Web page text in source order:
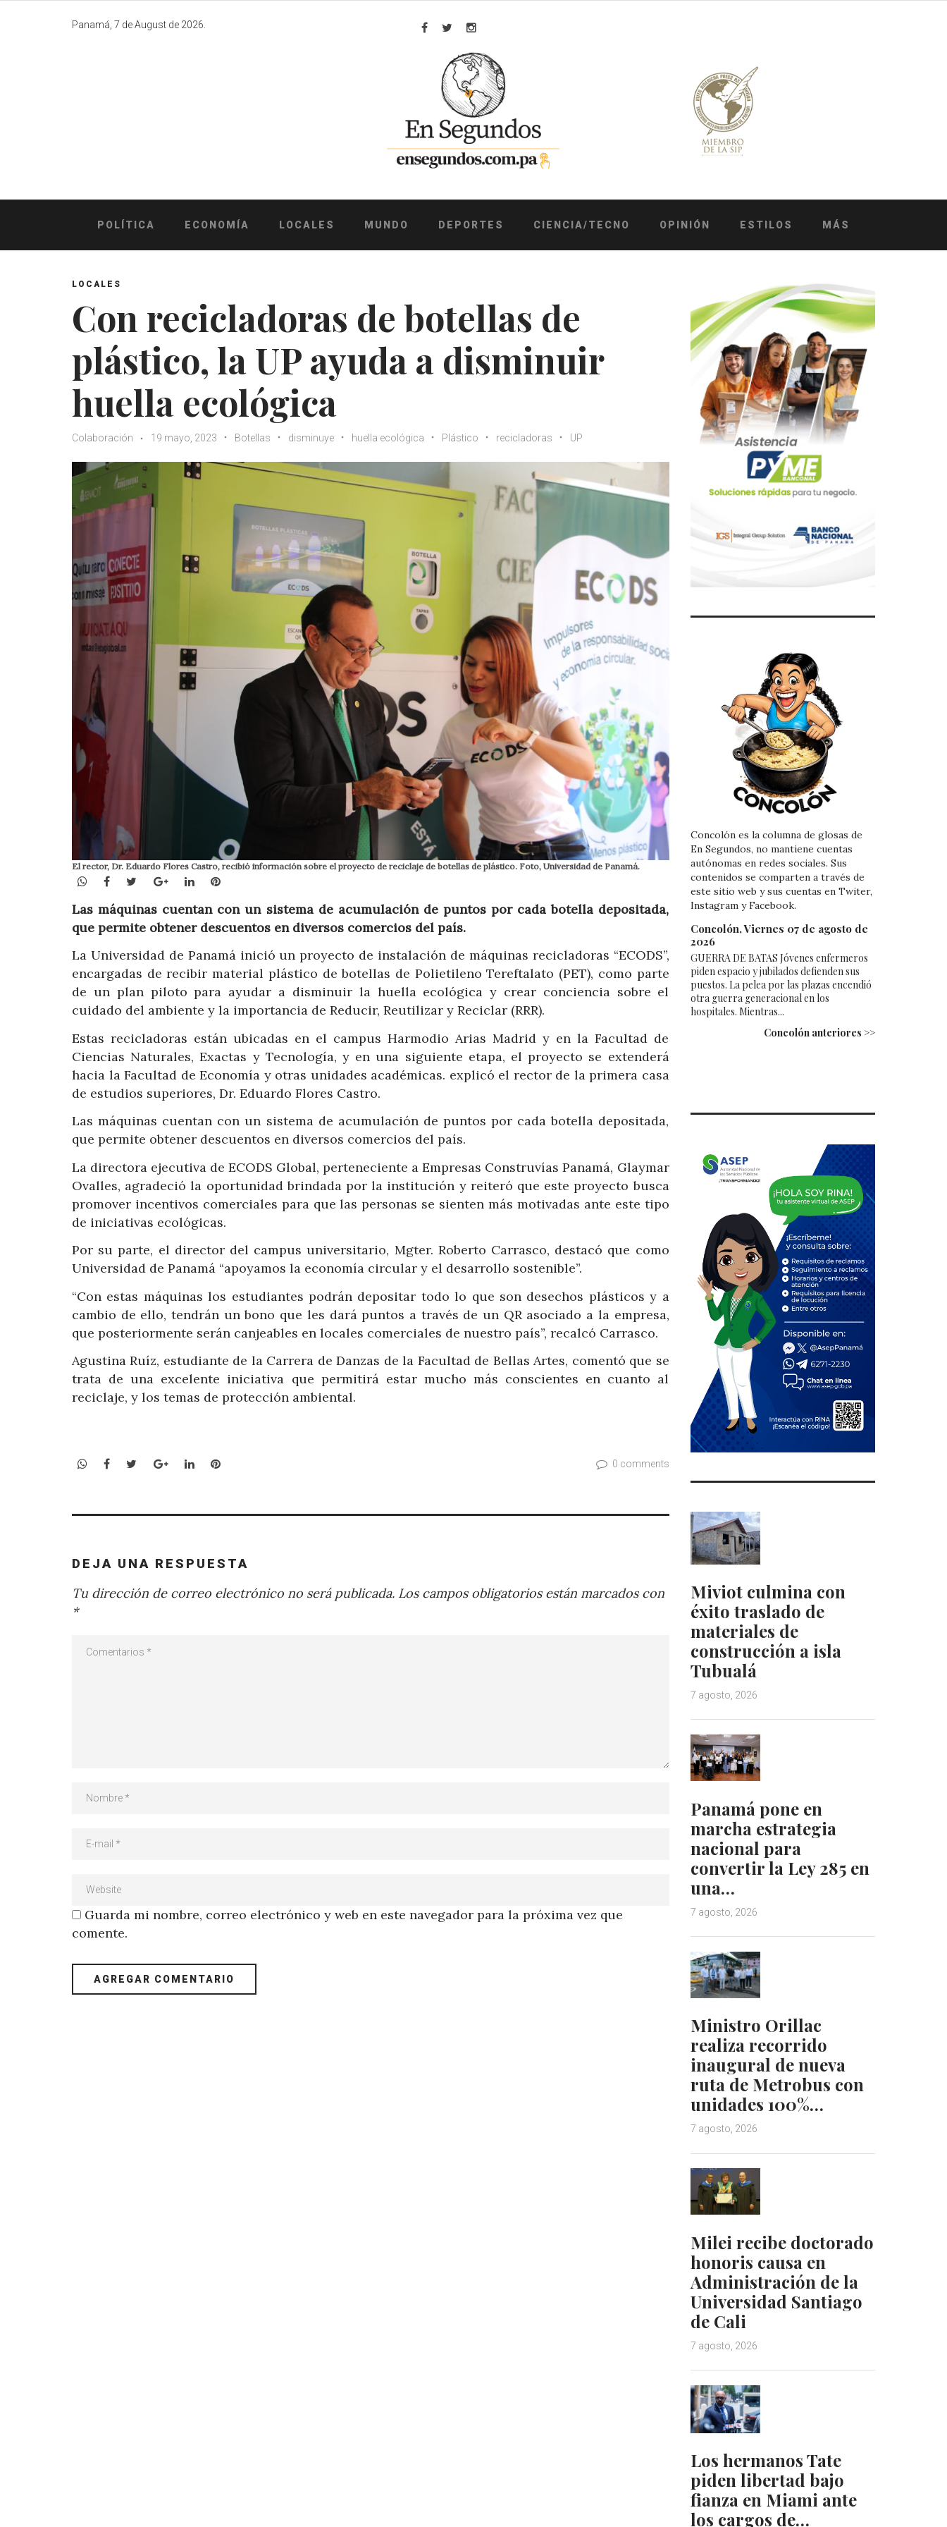
Panamá, 7 de August de 2026.
Facebook
TwitterInstagram
POLÍTICA ECONOMÍA LOCALES MUNDO DEPORTES CIENCIA/TECNO OPINIÓN ESTILOS MÁS
LOCALES
Con recicladoras de botellas de
plástico, la UP ayuda a disminuir
huella ecológica
Colaboración 19 mayo, 2023 Botellas disminuye huella ecológica Plástico recicladoras UP
El rector, Dr. Eduardo Flores Castro, recibió información sobre el proyecto de reciclaje de botellas de plástico. Foto, Universidad de Panamá.
WhatsApp
Facebook
TwitterGoogle+LinkedInPinterest
Las máquinas cuentan con un sistema de acumulación de puntos por cada botella depositada,
que permite obtener descuentos en diversos comercios del país.
La Universidad de Panamá inició un proyecto de instalación de máquinas recicladoras “ECODS”,
encargadas de recibir material plástico de botellas de Polietileno Tereftalato (PET), como parte
de un plan piloto para ayudar a disminuir la huella ecológica y crear conciencia sobre el
cuidado del ambiente y la importancia de Reducir, Reutilizar y Reciclar (RRR).
Estas recicladoras están ubicadas en el campus Harmodio Arias Madrid y en la Facultad de
Ciencias Naturales, Exactas y Tecnología, y en una siguiente etapa, el proyecto se extenderá
hacia la Facultad de Economía y otras unidades académicas. explicó el rector de la primera casa
de estudios superiores, Dr. Eduardo Flores Castro.
Las máquinas cuentan con un sistema de acumulación de puntos por cada botella depositada,
que permite obtener descuentos en diversos comercios del país.
La directora ejecutiva de ECODS Global, perteneciente a Empresas Construvías Panamá, Glaymar
Ovalles, agradeció la oportunidad brindada por la institución y reiteró que este proyecto busca
promover incentivos comerciales para que las personas se sienten más motivadas ante este tipo
de iniciativas ecológicas.
Por su parte, el director del campus universitario, Mgter. Roberto Carrasco, destacó que como
Universidad de Panamá “apoyamos la economía circular y el desarrollo sostenible”.
“Con estas máquinas los estudiantes podrán depositar todo lo que son desechos plásticos y a
cambio de ello, tendrán un bono que les dará puntos a través de un QR asociado a la empresa,
que posteriormente serán canjeables en locales comerciales de nuestro país”, recalcó Carrasco.
Agustina Ruíz, estudiante de la Carrera de Danzas de la Facultad de Bellas Artes, comentó que se
trata de una excelente iniciativa que permitirá estar mucho más conscientes en cuanto al
reciclaje, y los temas de protección ambiental.
WhatsApp
Facebook
TwitterGoogle+LinkedInPinterest 0 comments
DEJA UNA RESPUESTA
Tu dirección de correo electrónico no será publicada. Los campos obligatorios están marcados con
*
Guarda mi nombre, correo electrónico y web en este navegador para la próxima vez que
comente.
Concolón es la columna de glosas de
En Segundos, no mantiene cuentas
autónomas en redes sociales. Sus
contenidos se comparten a través de
este sitio web y sus cuentas en Twiter,
Instagram y Facebook.
Concolón, Viernes 07 de agosto de
2026
GUERRA DE BATAS Jóvenes enfermeros
piden espacio y jubilados defienden sus
puestos. La pelea por las plazas encendió
otra guerra generacional en los
hospitales. Mientras...
Concolón anteriores >>
Miviot culmina con
éxito traslado de
materiales de
construcción a isla
Tubualá
7 agosto, 2026
Panamá pone en
marcha estrategia
nacional para
convertir la Ley 285 en
una…
7 agosto, 2026
Ministro Orillac
realiza recorrido
inaugural de nueva
ruta de Metrobus con
unidades 100%…
7 agosto, 2026
Milei recibe doctorado
honoris causa en
Administración de la
Universidad Santiago
de Cali
7 agosto, 2026
Los hermanos Tate
piden libertad bajo
fianza en Miami ante
los cargos de…